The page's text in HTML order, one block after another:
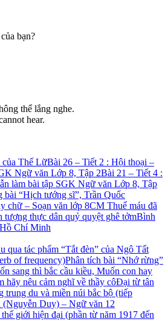
bạn?
thể lắng nghe.
hear.
của Thế LữBài 26 – Tiết 2 : Hội thoại –
Ngữ văn Lớp 8, Tập 2Bài 21 – Tiết 4 :
làm bài tập SGK Ngữ văn Lớp 8, Tập
bài “Hịch tướng sĩ”, Trần Quốc
chữ – Soạn văn lớp 8CM Thuế máu đã
tượng thực dân quỷ quyệt ghê tởmBình
Chí Minh
qua tác phẩm “Tắt đèn” của Ngô Tất
of frequency)Phân tích bài “Nhớ rừng”
sang thì bắc cầu kiều, Muốn con hay
hãy nêu cảm nghĩ về thầy côĐại từ tân
trung du và miền núi bắc bộ (tiếp
(Nguyễn Duy) – Ngữ văn 12
giới hiện đại (phần từ năm 1917 đến